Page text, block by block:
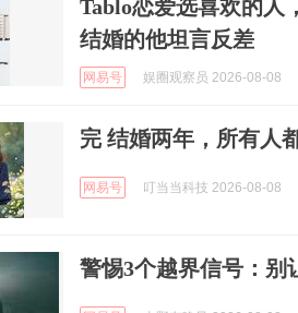
Tablo恋爱选喜欢的人
结婚的他坦言反差
网易号 娱圈观察员 2026-08-08
完 结婚两年，所有人
网易号 叮当当科技 2026-08-08
警惕3个越界信号：别